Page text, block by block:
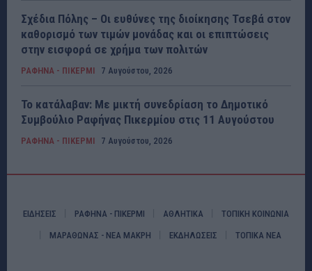
Σχέδια Πόλης – Οι ευθύνες της διοίκησης Τσεβά στον
καθορισμό των τιμών μονάδας και οι επιπτώσεις
στην εισφορά σε χρήμα των πολιτών
ΡΑΦΗΝΑ - ΠΙΚΕΡΜΙ 7 Αυγούστου, 2026
Το κατάλαβαν: Με μικτή συνεδρίαση το Δημοτικό
Συμβούλιο Ραφήνας Πικερμίου στις 11 Αυγούστου
ΡΑΦΗΝΑ - ΠΙΚΕΡΜΙ 7 Αυγούστου, 2026
ΕΙΔΗΣΕΙΣ ΡΑΦΗΝΑ - ΠΙΚΕΡΜΙ ΑΘΛΗΤΙΚΑ ΤΟΠΙΚΗ ΚΟΙΝΩΝΙΑ
ΜΑΡΑΘΩΝΑΣ - ΝΕΑ ΜΑΚΡΗ ΕΚΔΗΛΩΣΕΙΣ ΤΟΠΙΚΑ ΝΕΑ